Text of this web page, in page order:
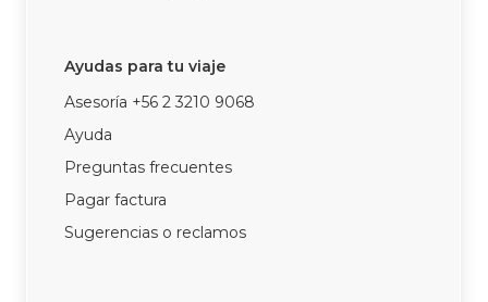
Ayudas para tu viaje
Asesoría +56 2 3210 9068
Ayuda
Preguntas frecuentes
Pagar factura
Sugerencias o reclamos